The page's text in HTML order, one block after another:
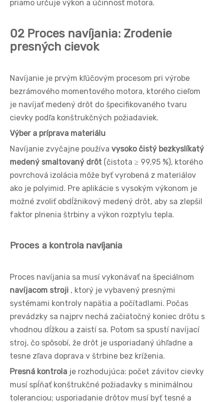
priamo určuje výkon a účinnosť motora.
02 Proces navíjania: Zrodenie
presných cievok
Navíjanie je prvým kľúčovým procesom pri výrobe
bezrámového momentového motora, ktorého cieľom
je navíjať medený drôt do špecifikovaného tvaru
cievky podľa konštrukčných požiadaviek.
Výber a príprava materiálu
Navíjanie zvyčajne používa vysoko čistý bezkyslíkatý
medený smaltovaný drôt (čistota ≥ 99,95 %), ktorého
povrchová izolácia môže byť vyrobená z materiálov
ako je polyimid. Pre aplikácie s vysokým výkonom je
možné zvoliť obdĺžnikový medený drôt, aby sa zlepšil
faktor plnenia štrbiny a výkon rozptylu tepla.
Proces a kontrola navíjania
Proces navíjania sa musí vykonávať na špeciálnom
navíjacom stroji , ktorý je vybavený presnými
systémami kontroly napätia a počítadlami. Počas
prevádzky sa najprv nechá začiatočný koniec drôtu s
vhodnou dĺžkou a zaistí sa. Potom sa spustí navíjací
stroj, čo spôsobí, že drôt je usporiadaný úhľadne a
tesne zľava doprava v štrbine bez kríženia.
Presná kontrola je rozhodujúca: počet závitov cievky
musí spĺňať konštrukčné požiadavky s minimálnou
toleranciou; usporiadanie drôtov musí byť tesné a